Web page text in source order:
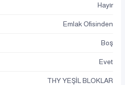
Hayır
Emlak Ofisinden
Boş
Evet
THY YEŞİL BLOKLAR